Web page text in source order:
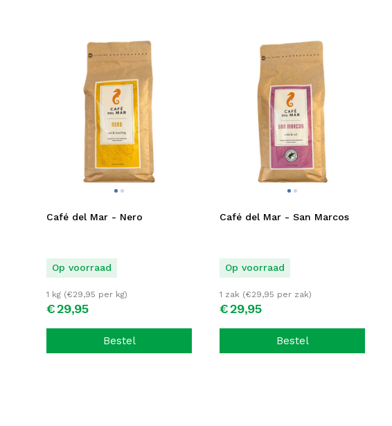
Café del Mar - Nero
Op voorraad
€29,95
1 kg (€29,95 per kg)
Bestel
Café del Mar - San Marcos
Op voorraad
€29,95
1 zak (€29,95 per zak)
Bestel